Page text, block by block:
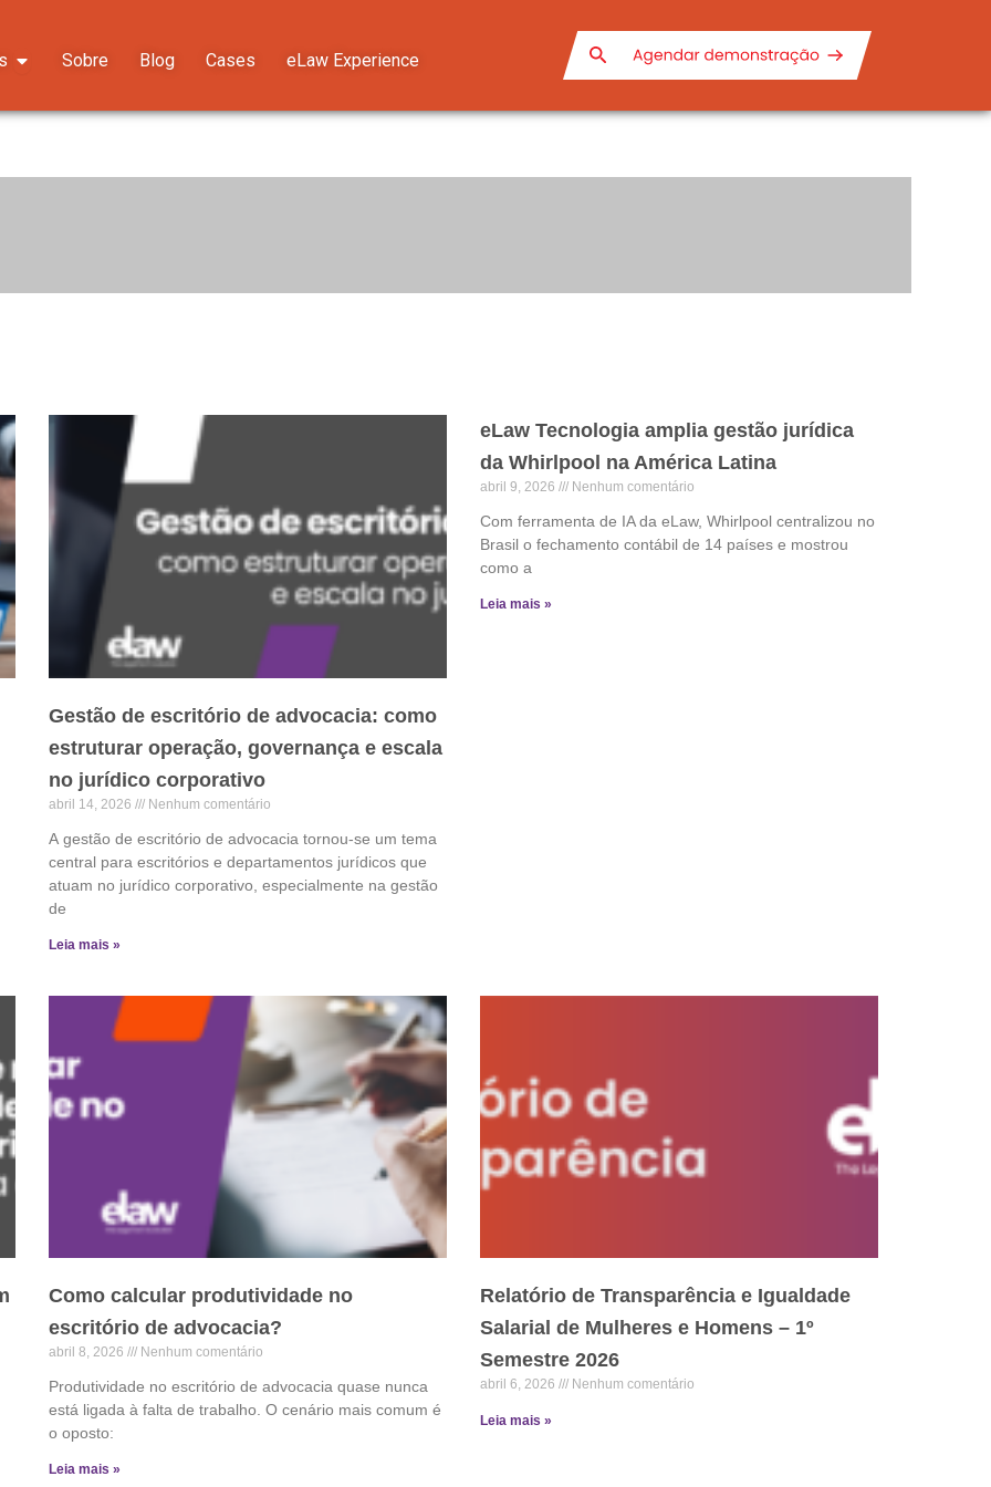
Abrir Soluções
Sobre Blog Cases eLaw Experience
Gestão de escritório de advocacia: como
estruturar operação, governança e escala
no jurídico corporativo
abril 14, 2026 Nenhum comentário
A gestão de escritório de advocacia tornou‑se um tema
central para escritórios e departamentos jurídicos que
atuam no jurídico corporativo, especialmente na gestão
de
Leia mais »
eLaw Tecnologia amplia gestão jurídica
da Whirlpool na América Latina
abril 9, 2026 Nenhum comentário
Com ferramenta de IA da eLaw, Whirlpool centralizou no
Brasil o fechamento contábil de 14 países e mostrou
como a
Leia mais »
Como calcular produtividade no
escritório de advocacia?
abril 8, 2026 Nenhum comentário
Produtividade no escritório de advocacia quase nunca
está ligada à falta de trabalho. O cenário mais comum é
o oposto:
Leia mais »
Relatório de Transparência e Igualdade
Salarial de Mulheres e Homens – 1º
Semestre 2026
abril 6, 2026 Nenhum comentário
Leia mais »
Página